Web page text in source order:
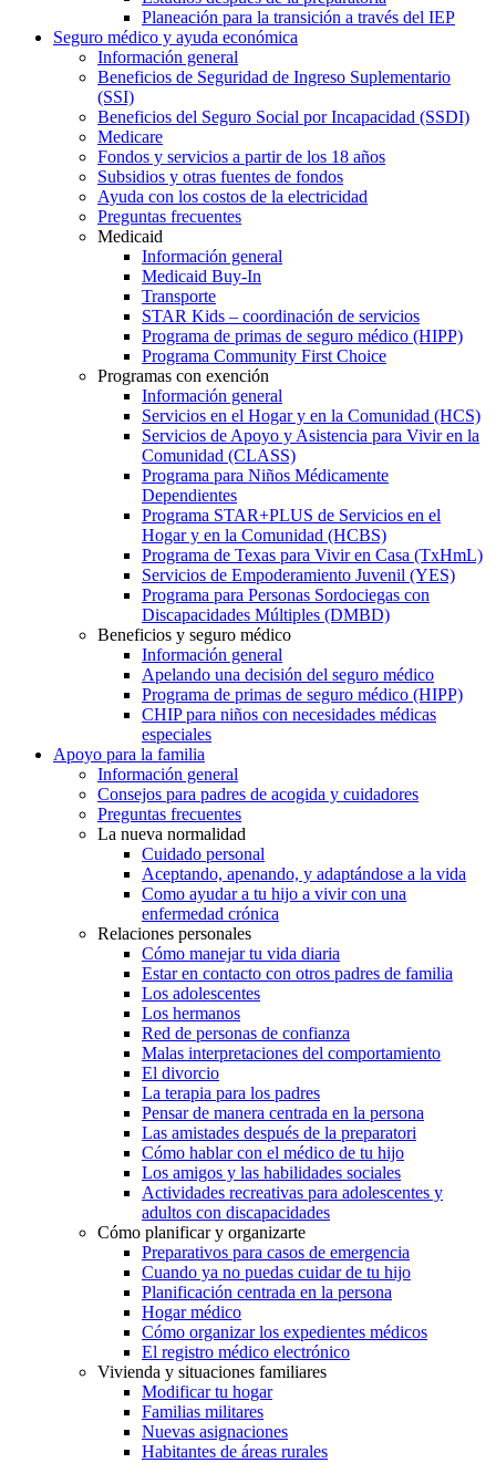
Planeación para la transición a través del IEP
Seguro médico y ayuda económica
Información general
Beneficios de Seguridad de Ingreso Suplementario
(SSI)
Beneficios del Seguro Social por Incapacidad (SSDI)
Medicare
Fondos y servicios a partir de los 18 años
Subsidios y otras fuentes de fondos
Ayuda con los costos de la electricidad
Preguntas frecuentes
Medicaid
Información general
Medicaid Buy-In
Transporte
STAR Kids – coordinación de servicios
Programa de primas de seguro médico (HIPP)
Programa Community First Choice
Programas con exención
Información general
Servicios en el Hogar y en la Comunidad (HCS)
Servicios de Apoyo y Asistencia para Vivir en la
Comunidad (CLASS)
Programa para Niños Médicamente
Dependientes
Programa STAR+PLUS de Servicios en el
Hogar y en la Comunidad (HCBS)
Programa de Texas para Vivir en Casa (TxHmL)
Servicios de Empoderamiento Juvenil (YES)
Programa para Personas Sordociegas con
Discapacidades Múltiples (DMBD)
Beneficios y seguro médico
Información general
Apelando una decisión del seguro médico
Programa de primas de seguro médico (HIPP)
CHIP para niños con necesidades médicas
especiales
Apoyo para la familia
Información general
Consejos para padres de acogida y cuidadores
Preguntas frecuentes
La nueva normalidad
Cuidado personal
Aceptando, apenando, y adaptándose a la vida
Como ayudar a tu hijo a vivir con una
enfermedad crónica
Relaciones personales
Cómo manejar tu vida diaria
Estar en contacto con otros padres de familia
Los adolescentes
Los hermanos
Red de personas de confianza
Malas interpretaciones del comportamiento
El divorcio
La terapia para los padres
Pensar de manera centrada en la persona
Las amistades después de la preparatori
Cómo hablar con el médico de tu hijo
Los amigos y las habilidades sociales
Actividades recreativas para adolescentes y
adultos con discapacidades
Cómo planificar y organizarte
Preparativos para casos de emergencia
Cuando ya no puedas cuidar de tu hijo
Planificación centrada en la persona
Hogar médico
Cómo organizar los expedientes médicos
El registro médico electrónico
Vivienda y situaciones familiares
Modificar tu hogar
Familias militares
Nuevas asignaciones
Habitantes de áreas rurales